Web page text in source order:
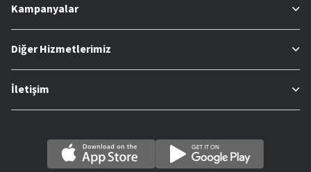
Kampanyalar
Diğer Hizmetlerimiz
İletişim